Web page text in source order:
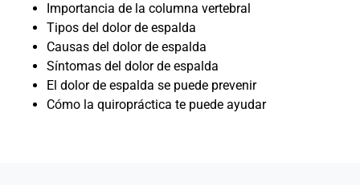
Importancia de la columna vertebral
Tipos del dolor de espalda
Causas del dolor de espalda
Síntomas del dolor de espalda
El dolor de espalda se puede prevenir
Cómo la quiropráctica te puede ayudar